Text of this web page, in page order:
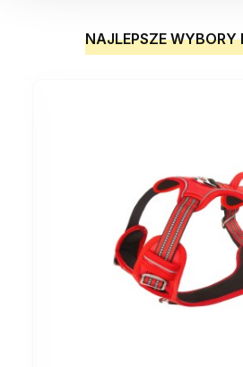
NAJLEPSZE WYBORY